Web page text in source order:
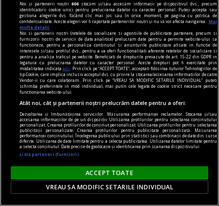
un sport la răsărit
Echipa națională de fotbal a României se află
acum pe locul 45 în clasamentul FIFA. E bine, e
rău? Are vreo relevanță?
Chiar, ce vă naște fluturi în stomac azi, cînd vă
gîndiți la România?
Radu NAUM
Parteneri
Noi și partenerii noștri606 stocăm și/sau accesăm informații pe dispozitivul dvs., precum
identificatorii cookie unici pentru prelucrarea datelor cu caracter personal. Puteți accepta sau
gestiona alegerile dvs. făcând clic mai jos sau în orice moment, pe pagina cu politica de
confidențialitate. Aceste alegeri vor fi raportate partenerilor noștri și nu vă vor afecta navigarea.
Mai
multe detalii
Noi si partenerii nostri (retelele de socializare si agentiile de publicitate partenere, precum si
furnizorii nostri de servicii de date analitice) prelucram date pentru a permite website-ului sa
functioneze, pentru a personaliza continutul si anunturile publicitare afisate in functie de
interesele si/sau profilul dvs., pentru a va oferi functionalitati aferente retelelor de socializare si
pentru a analiza traficul pe website. Beneficiati de drepturile prevazute de art. 15-22 din GDPR in
legatura cu prelucrarea datelor cu caracter personal. Aceste drepturi pot fi exercitate prin
modalitatea indicataaici
. Prin click pe “ACCEPT TOATE”, acceptati folosirea tuturor Tehnologiilor de
tip Cookie, care implica inclusiv acceptul dvs. cu privire la stocarea/accesarea informatiilor de catre
Vendor-ii cu care colaboram. Prin click pe “VREAU SA MODIFIC SETARILE INDIVIDUAL” puteti
schimba preferintele in mod individual, mai putin cele legate de cookie strict necesare pentru
functionarea website-ului.
Atât noi, cât și partenerii noștri prelucrăm datele pentru a oferi:
Dezvoltarea și îmbunătățirea serviciilor. Măsurarea performanței reclamelor. Stocarea și/sau
accesarea informațiilor de pe un dispozitiv. Utilizarea profilurilor pentru selectarea conținutului
personalizat. Crearea profilurilor de conținut personalizat. Utilizarea profilurilor pentru selectarea
publicității personalizate. Crearea profilurilor pentru publicitate personalizată. Măsurarea
performanței conținutului. Înțelegerea publicului prin statistici sau combinații de date din surse
diferite. Utilizarea de date limitate pentru a selecta publicitatea. Utilizarea datelor limitate pentru
a selecta conținutul. Date precise de geolocație și identificarea prin scanarea dispozitivului.
Listă parteneri (furnizori)
ACCEPT TOATE
VREAU SA MODIFIC SETARILE INDIVIDUAL